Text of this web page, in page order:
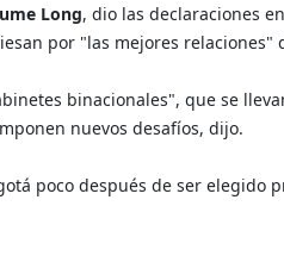
Long, dio las declaraciones
por "las mejores relaciones"
binacionales", que se
nuevos desafíos, dijo.
poco después de ser elegido